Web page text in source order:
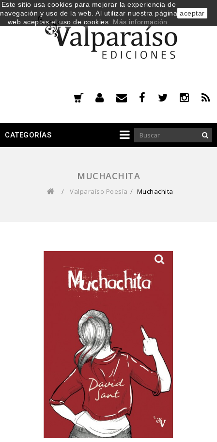
CATEGORÍAS
MUCHACHITA
/ Valparaíso Poesía / Muchachita
Este sitio usa cookies para mejorar la experiencia de
navegación y uso de la web. Al utilizar nuestra página
web aceptas el uso de cookies. Más información
aceptar